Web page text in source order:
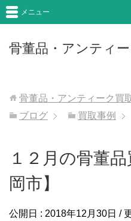
骨董品・アンティ
メニュー
骨董品・アンティーク買
ブログ
買取事例
１２月の骨董
岡市】
公開日 : 2018年12月30日 /